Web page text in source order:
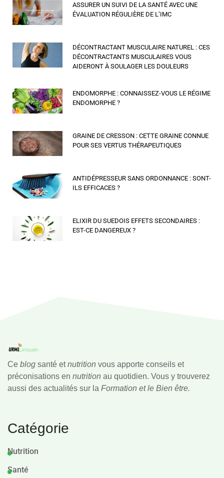
ASSURER UN SUIVI DE LA SANTÉ AVEC UNE
ÉVALUATION RÉGULIÈRE DE L’IMC
DÉCONTRACTANT MUSCULAIRE NATUREL : CES
DÉCONTRACTANTS MUSCULAIRES VOUS
AIDERONT À SOULAGER LES DOULEURS
ENDOMORPHE : CONNAISSEZ-VOUS LE RÉGIME
ENDOMORPHE ?
GRAINE DE CRESSON : CETTE GRAINE CONNUE
POUR SES VERTUS THÉRAPEUTIQUES
ANTIDÉPRESSEUR SANS ORDONNANCE : SONT-
ILS EFFICACES ?
ELIXIR DU SUEDOIS EFFETS SECONDAIRES :
EST-CE DANGEREUX ?
Ce blog santé etnutrition vous apporte conseils et
préconisations en nutrition au quotidien. Vous y trouverez
aussi des actualités sur la Formation et le Bien être.
Catégorie
Nutrition
Santé